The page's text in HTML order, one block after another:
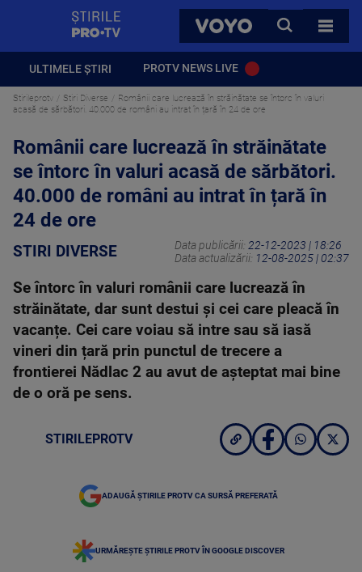
VOYO
CAUTA
TOATE
ULTIMELE ȘTIRI PROTV NEWS LIVE
Stirileprotv Stiri Diverse
Românii care lucrează în străinătate se întorc în valuri
acasă de sărbători. 40.000 de români au intrat în țară în 24 de ore
Românii care lucrează în străinătate
se întorc în valuri acasă de sărbători.
40.000 de români au intrat în țară în
24 de ore
STIRI DIVERSE Data publicării: 22-12-2023 | 18:26
Data actualizării: 12-08-2025 | 02:37
Se întorc în valuri românii care lucrează în
străinătate, dar sunt destui și cei care pleacă în
vacanțe. Cei care voiau să intre sau să iasă
vineri din țară prin punctul de trecere a
frontierei Nădlac 2 au avut de așteptat mai bine
de o oră pe sens.
STIRILEPROTV
ADAUGĂ ȘTIRILE PROTV CA SURSĂ PREFERATĂ
URMĂREȘTE ȘTIRILE PROTV ÎN GOOGLE DISCOVER